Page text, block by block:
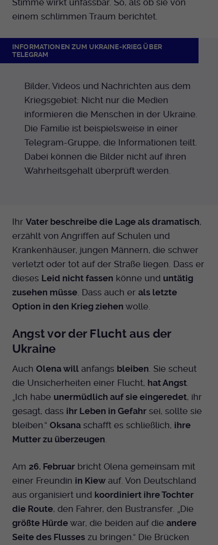
Stimme wirkt unfassbar. So, als ob sie von
einem schlimmen Traum berichtet.
INFORMATIONEN ZUM UKRAINE-KRIEG ÜBER
TELEGRAM
Bilder, Videos und Nachrichten aus dem
Kriegsgebiet: Nicht nur die Medien
informieren die Menschen in der Ukraine.
Die Familie ist beispielsweise in einer
Telegram-Gruppe, die Informationen teilt.
Dabei können die Bilder nicht auf ihren
Wahrheitsgehalt überprüft werden.
Ihr Vater beschreibe die Lage als dramatisch,
erzählt von Angriffen auf Schulen und
Krankenhäuser, jungen Männern, die schwer
verletzt oder tot auf der Straße liegen. Dass er
dieses Leid nicht fassen könne und untätig
zusehen müsse . Dass auch er als letzte
Option in den Krieg ziehen wolle.
Angst vor der Flucht aus der
Ukraine
Auch Olena will anfangs bleiben . Sie scheut
die Unsicherheiten einer Flucht, hat Angst
„Ich habe unermüdlich auf sie eingeredet, ihr
gesagt, dass ihr Leben in Gefahr sei, sollte sie
bleiben.“ Oksana schafft es schließlich, ihre
Mutter zu überzeugen
Am 26. Februar bricht Olena gemeinsam mit
einer Freundin in Kiew auf. Von Deutschland
aus organisiert und koordiniert ihre Tochter
die Route, den Fahrer, den Bustransfer. „Die
größte Hürdewar, die beiden auf die andere
Seite des Flusses zu bringen.“ Die Brücken